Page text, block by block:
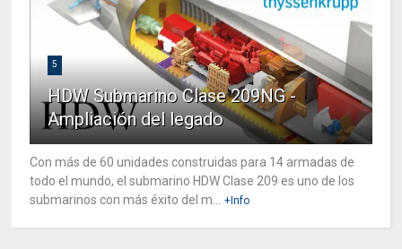
5
HDW Submarino Clase 209NG -
Ampliación del legado
Con más de 60 unidades construidas para 14 armadas de
todo el mundo, el submarino HDW Clase 209 es uno de los
submarinos con más éxito del m...
+Info